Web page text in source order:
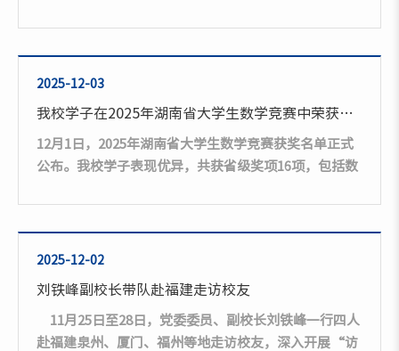
下，胡凯波与青年学生代表、团学干部们长椅围坐，畅
谈人生。拉家常、问学业、聊感悟、加微信。他亲切询
考研、就业等方面遇到的困惑，并结合当前就业形势与
自身经验，为同学们答疑解惑、...
2025-12-03
我校学子在2025年湖南省大学生数学竞赛中荣获佳绩
12月1日，2025年湖南省大学生数学竞赛获奖名单正式
公布。我校学子表现优异，共获省级奖项16项，包括数
南省大学生数学竞赛由湖南省教育厅主办、长沙理工大
学承办，共吸引全省60所高校的1716名学生参加。学校
持下，数学与金融学院于今年6月组织全校选拔赛，并
于暑假期间对优秀学生开展集中培训，...
2025-12-02
刘铁峰副校长带队赴福建走访校友
11月25日至28日，党委委员、副校长刘铁峰一行四人
赴福建泉州、厦门、福州等地走访校友，深入开展“访